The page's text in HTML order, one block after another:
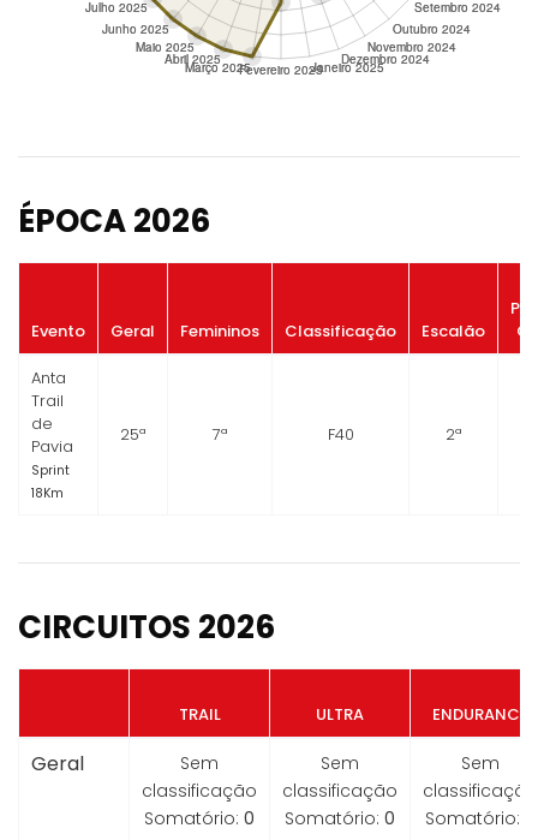
ÉPOCA 2026
Evento Geral Femininos Classificação Escalão
Anta
Trail
de
Pavia
Sprint
18Km
25ª 7ª F40 2ª
CIRCUITOS 2026
TRAIL ULTRA ENDURANCE
Geral
Sem
classificação
Somatório: 0
Sem
classificação
Somatório: 0
Sem
classificação
Somatório: